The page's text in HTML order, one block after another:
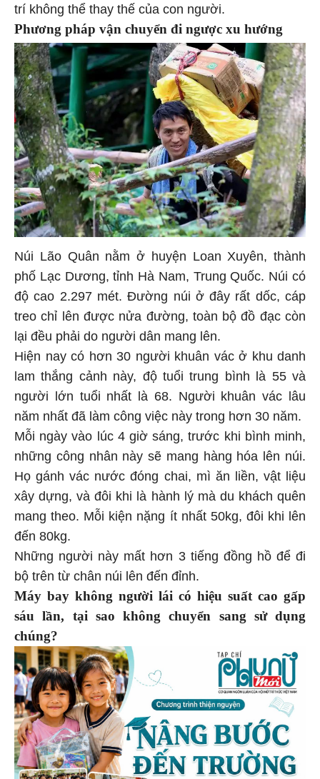
trí không thể thay thế của con người.
Phương pháp vận chuyển đi ngược xu hướng
Núi Lão Quân nằm ở huyện Loan Xuyên, thành
phố Lạc Dương, tỉnh Hà Nam, Trung Quốc. Núi có
độ cao 2.297 mét. Đường núi ở đây rất dốc, cáp
treo chỉ lên được nửa đường, toàn bộ đồ đạc còn
lại đều phải do người dân mang lên.
Hiện nay có hơn 30 người khuân vác ở khu danh
lam thắng cảnh này, độ tuổi trung bình là 55 và
người lớn tuổi nhất là 68. Người khuân vác lâu
năm nhất đã làm công việc này trong hơn 30 năm.
Mỗi ngày vào lúc 4 giờ sáng, trước khi bình minh,
những công nhân này sẽ mang hàng hóa lên núi.
Họ gánh vác nước đóng chai, mì ăn liền, vật liệu
xây dựng, và đôi khi là hành lý mà du khách quên
mang theo. Mỗi kiện nặng ít nhất 50kg, đôi khi lên
đến 80kg.
Những người này mất hơn 3 tiếng đồng hồ để đi
bộ trên từ chân núi lên đến đỉnh.
Máy bay không người lái có hiệu suất cao gấp
sáu lần, tại sao không chuyển sang sử dụng
chúng?